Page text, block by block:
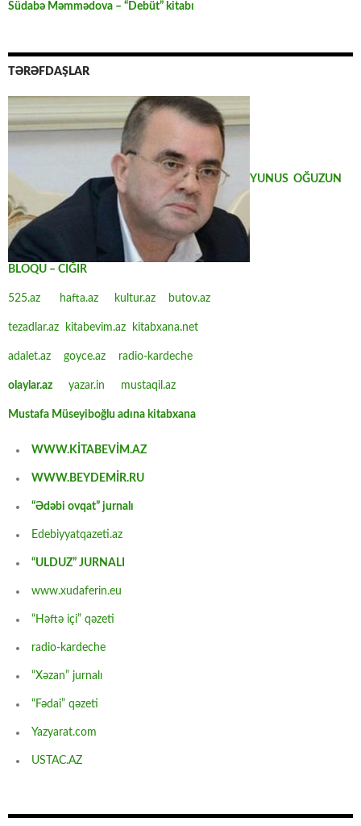
Südabə Məmmədova – “Debüt” kitabı
TƏRƏFDAŞLAR
YUNUS OĞUZUN
BLOQU – CIĞIR
525.az hafta.az kultur.az butov.az
tezadlar.az kitabevim.az kitabxana.net
adalet.az goyce.az radio-kardeche
olaylar.az yazar.in mustaqil.az
Mustafa Müseyiboğlu adına kitabxana
WWW.KİTABEVİM.AZ
WWW.BEYDEMİR.RU
“Ədəbi ovqat” jurnalı
Edebiyyatqazeti.az
“ULDUZ” JURNALI
www.xudaferin.eu
“Həftə içi” qəzeti
radio-kardeche
“Xəzan” jurnalı
“Fədai” qəzeti
Yazyarat.com
USTAC.AZ